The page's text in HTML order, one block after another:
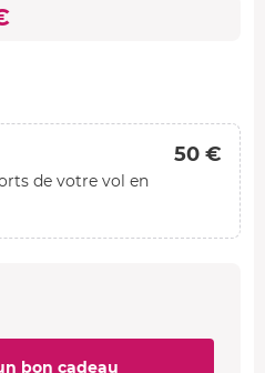
de votre vol en
50 €
bon cadeau